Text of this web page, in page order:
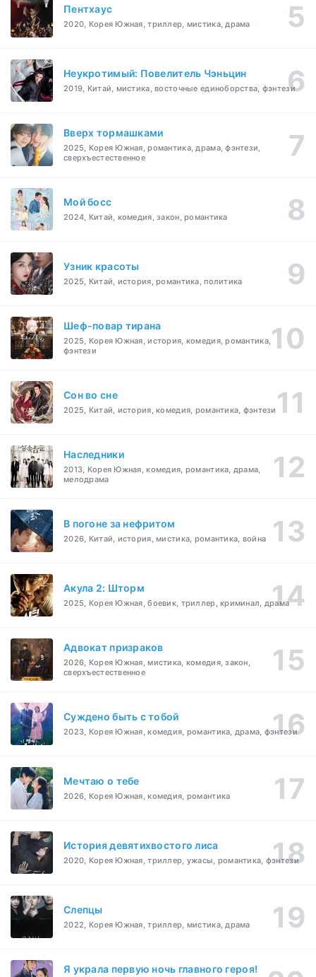
Пентхаус
2020, Корея Южная, триллер, мистика, драма
Неукротимый: Повелитель Чэньцин
2019, Китай, мистика, восточные единоборства, фэнтези
Вверх тормашками
2025, Корея Южная, романтика, драма, фэнтези,
сверхъестественное
Мой босс
2024, Китай, комедия, закон, романтика
Узник красоты
2025, Китай, история, романтика, политика
Шеф-повар тирана
2025, Корея Южная, история, комедия, романтика,
фэнтези
Cон во сне
2025, Китай, история, комедия, романтика, фэнтези
Наследники
2013, Корея Южная, комедия, романтика, драма,
мелодрама
В погоне за нефритом
2026, Китай, история, мистика, романтика, война
Акула 2: Шторм
2025, Корея Южная, боевик, триллер, криминал, драма
Адвокат призраков
2026, Корея Южная, мистика, комедия, закон,
сверхъестественное
Суждено быть с тобой
2023, Корея Южная, комедия, романтика, драма, фэнтези
Мечтаю о тебе
2026, Корея Южная, комедия, романтика
История девятихвостого лиса
2020, Корея Южная, триллер, ужасы, романтика, фэнтези
Слепцы
2022, Корея Южная, триллер, мистика, драма
Я украла первую ночь главного героя!